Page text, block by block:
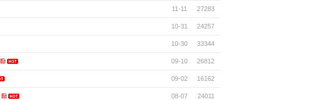
11-11 27283
10-31 24257
10-30 33344
09-10 26812
09-02 16162
08-07 24011